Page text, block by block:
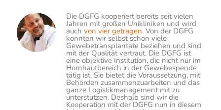
Die DGFG kooperiert bereits seit vielen
Jahren mit großen Unikliniken und wird
auch von vier getragen. Von der DGFG
konnten wir selbst schon viele
Gewebetransplantate beziehen und sind
mit der Qualität vertraut. Die DGFG ist
eine objektive Institution, die nicht nur im
Hornhautbereich in der Gewebespende
tätig ist. Sie bietet die Voraussetzung, mit
Behörden zusammenzuarbeiten und das
ganze Logistikmanagement mit zu
unterstützen. Deshalb sind wir die
Kooperation mit der DGFG nun in diesem